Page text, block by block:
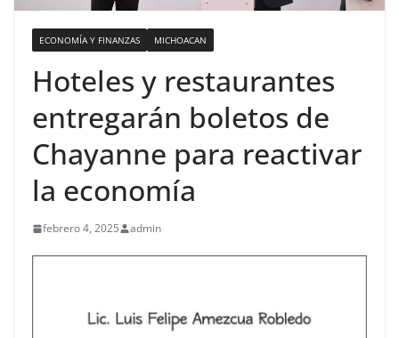
ECONOMÍA Y FINANZAS MICHOACAN
Hoteles y restaurantes
entregarán boletos de
Chayanne para reactivar
la economía
febrero 4, 2025 admin